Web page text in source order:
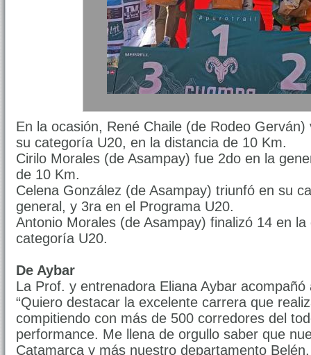
En la ocasión, René Chaile (de Rodeo
su categoría U20, en la distancia de 10 Km.
Cirilo Morales (de Asampay) fue 2do en la
de 10 Km.
Celena González (de Asampay) triunfó en su
general, y 3ra en el Programa U20.
Antonio Morales (de Asampay) finalizó 14 en
categoría U20.
De Aybar
La Prof. y entrenadora Eliana Aybar
“Quiero destacar la excelente carrera que
compitiendo con más de 500 corredores del
performance. Me llena de orgullo saber que
Catamarca y más nuestro departamento